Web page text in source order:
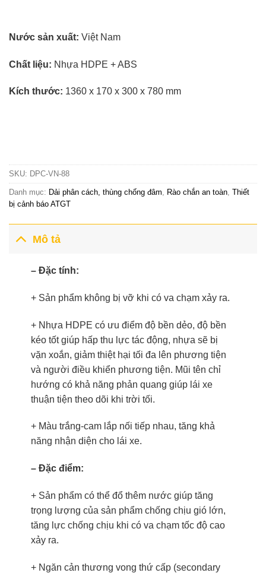
là:
1,800,000VND.
là:
Nước sản xuất: Việt Nam
Chất liệu: Nhựa HDPE + ABS
Kích thước: 1360 x 170 x 300 x 780 mm
SKU: DPC-VN-88
Danh mục: Dải phân cách, thùng chống đâm, Rào chắn an toàn, Thiết
bị cảnh báo ATGT
Mô tả
– Đặc tính:
+ Sản phẩm không bị vỡ khi có va chạm xảy ra.
+ Nhựa HDPE có ưu điểm độ bền dẻo, độ bền
kéo tốt giúp hấp thu lực tác động, nhựa sẽ bị
vặn xoắn, giảm thiệt hại tối đa lên phương tiện
và người điều khiển phương tiện. Mũi tên chỉ
hướng có khả năng phản quang giúp lái xe
thuận tiện theo dõi khi trời tối.
+ Màu trắng-cam lắp nối tiếp nhau, tăng khả
năng nhận diện cho lái xe.
– Đặc điểm:
+ Sản phẩm có thể đổ thêm nước giúp tăng
trọng lượng của sản phẩm chống chịu gió lớn,
tăng lực chống chịu khi có va chạm tốc độ cao
xảy ra.
+ Ngăn cản thương vong thứ cấp (secondary